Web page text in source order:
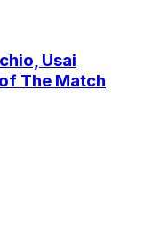
Usai
The Match